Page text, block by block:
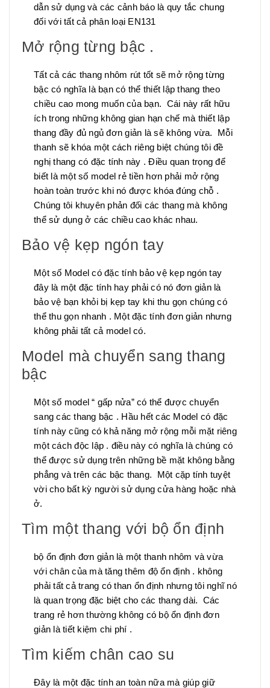
dẫn sử dụng và các cảnh báo là quy tắc chung
đối với tất cả phân loại EN131
Mở rộng từng bậc .
Tất cả các thang nhôm rút tốt sẽ mở rộng từng
bậc có nghĩa là bạn có thể thiết lập thang theo
chiều cao mong muốn của bạn. Cái này rất hữu
ích trong những không gian hạn chế mà thiết lập
thang đầy đủ ngủ đơn giản là sẽ không vừa. Mỗi
thanh sẽ khóa một cách riêng biệt chúng tôi đề
nghị thang có đặc tính này . Điều quan trọng để
biết là một số model rẻ tiền hơn phải mở rộng
hoàn toàn trước khi nó được khóa đúng chỗ .
Chúng tôi khuyên phản đối các thang mà không
thể sử dụng ở các chiều cao khác nhau.
Bảo vệ kẹp ngón tay
Một số Model có đặc tính bảo vệ kẹp ngón tay
đây là một đặc tính hay phải có nó đơn giản là
bảo vệ bạn khỏi bị kẹp tay khi thu gọn chúng có
thể thu gọn nhanh . Một đặc tính đơn giản nhưng
không phải tất cả model có.
Model mà chuyển sang thang
bậc
Một số model “ gấp nửa” có thể được chuyển
sang các thang bậc . Hầu hết các Model có đặc
tính này cũng có khả năng mở rộng mỗi mặt riêng
một cách độc lập . điều này có nghĩa là chúng có
thể được sử dụng trên những bề mặt không bằng
phẳng và trên các bậc thang. Một cặp tính tuyệt
vời cho bất kỳ người sử dụng cửa hàng hoặc nhà
ở.
Tìm một thang với bộ ổn định
bộ ổn định đơn giản là một thanh nhôm và vừa
với chân của mà tăng thêm độ ổn định . không
phải tất cả trang có than ổn định nhưng tôi nghĩ nó
là quan trọng đặc biệt cho các thang dài. Các
trang rẻ hơn thường không có bộ ổn định đơn
giản là tiết kiệm chi phí .
Tìm kiếm chân cao su
Đây là một đặc tính an toàn nữa mà giúp giữ